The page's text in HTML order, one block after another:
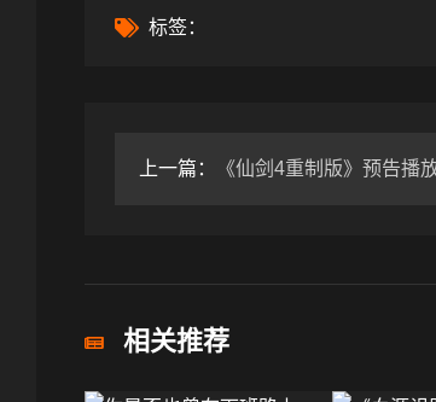
标签：
上一篇： 《仙剑4重制版》预告播放破240
相关推荐